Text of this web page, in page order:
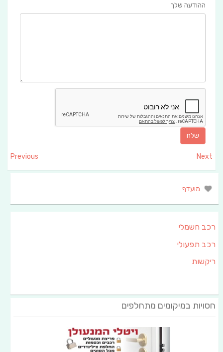
ההודעה שלך
Previous Next
מועדף
רכב חשמלי
רכב תפעולי
ריקשות
חסויות במיקומים מתחלפים